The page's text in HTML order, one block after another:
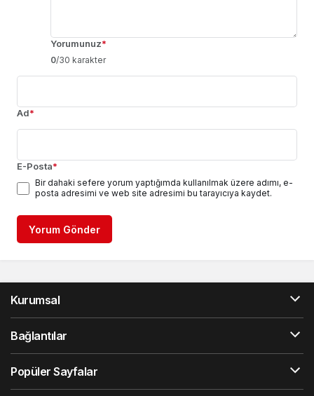
Yorumunuz*
0/30 karakter
Ad*
E-Posta*
Bir dahaki sefere yorum yaptığımda kullanılmak üzere adımı, e-
posta adresimi ve web site adresimi bu tarayıcıya kaydet.
Yorum Gönder
Kurumsal
Bağlantılar
Popüler Sayfalar